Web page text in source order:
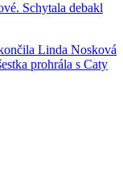
Schytala debakl
Linda Nosková
prohrála s Caty